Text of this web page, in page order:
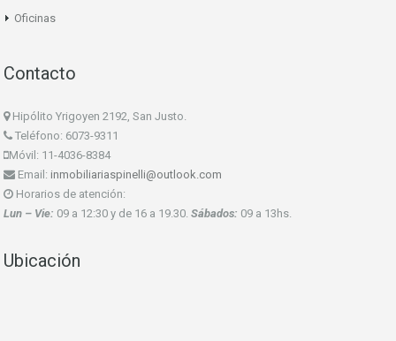
Oficinas
Contacto
Hipólito Yrigoyen 2192, San Justo.
Teléfono: 6073-9311
Móvil: 11-4036-8384
Email: inmobiliariaspinelli@outlook.com
Horarios de atención:
Lun – Vie: 09 a 12:30 y de 16 a 19.30. Sábados: 09 a 13hs.
Ubicación